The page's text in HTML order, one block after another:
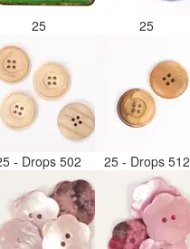
25 25
- Drops 502 25 - Drops 512